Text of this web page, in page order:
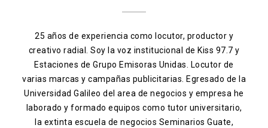
Anunciarse conmigo
Contacto
25 años de experiencia como locutor, productor y
creativo radial. Soy la voz institucional de Kiss 97.7 y
Estaciones de Grupo Emisoras Unidas. Locutor de
varias marcas y campañas publicitarias. Egresado de la
Universidad Galileo del area de negocios y empresa he
laborado y formado equipos como tutor universitario,
la extinta escuela de negocios Seminarios Guate,